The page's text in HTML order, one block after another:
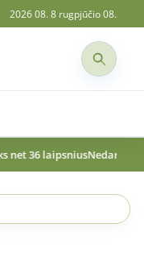
2026 08. 8 rugpjūčio 08.
išmokos Lietuvoje